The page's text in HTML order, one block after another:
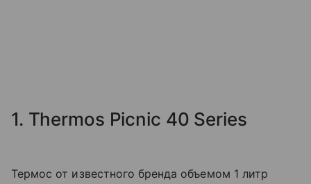
1. Thermos Picnic 40 Series
Термос от известного бренда объемом 1 литр